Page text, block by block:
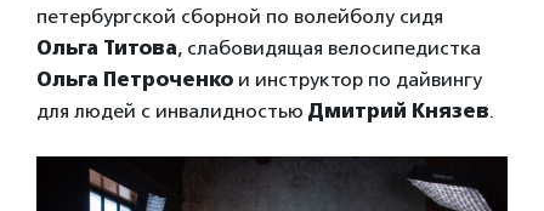
петербургской сборной по волейболу сидя
Ольга Титова, слабовидящая велосипедистка
Ольга Петроченко и инструктор по дайвингу
для людей с инвалидностью Дмитрий Князев.